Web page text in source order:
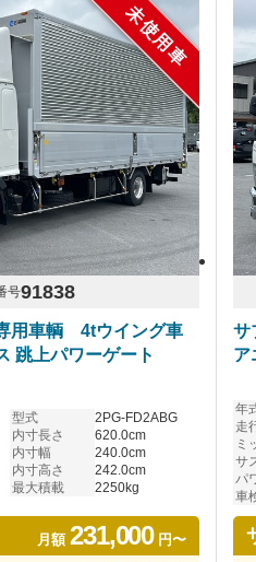
未使用車
号91838
用車輌 4tウイング車
跳上パワーゲート
型式
2PG-FD2ABG
内寸長さ
620.0cm
内寸幅
240.0cm
内寸高さ
242.0cm
最大積載
2250kg
月額231,000円〜
サ
ア
年
走
ミ
サ
パ
車